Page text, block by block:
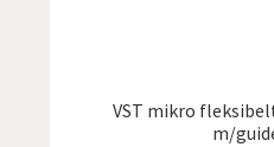
VST mikro
m/